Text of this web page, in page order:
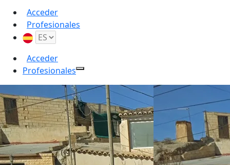
Acceder
Profesionales
Acceder
Profesionales